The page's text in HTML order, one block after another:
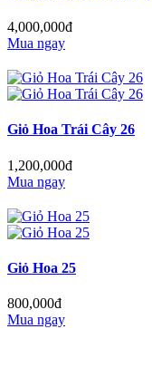
4,000,000đ
Mua ngay
Giỏ Hoa Trái Cây 26
1,200,000đ
Mua ngay
Giỏ Hoa 25
800,000đ
Mua ngay